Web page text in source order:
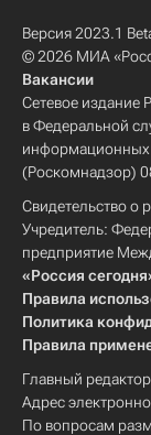
Версия 2023.1
© 2026 МИА
Вакансии
Сетевое издание
в Федеральной
информационных
(Роскомнадзор)
Свидетельство
Учредитель:
предприятие
«Россия
Правила
Политика
Правила
Главный
Адрес
По вопросам